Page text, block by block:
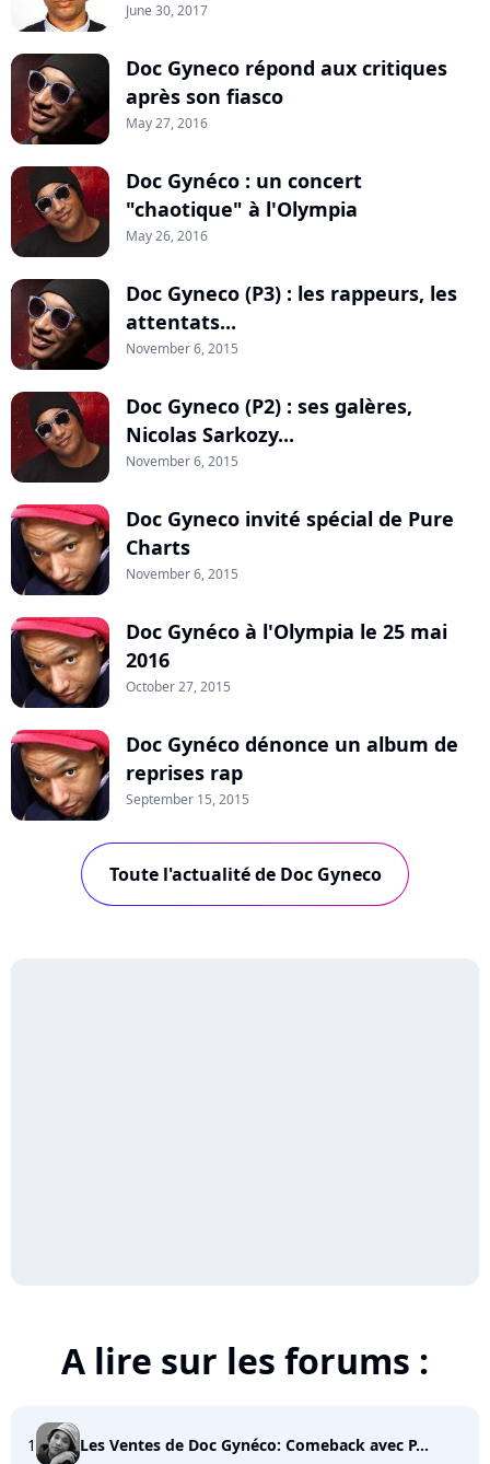
June 30, 2017
Doc Gyneco répond aux critiques
après son fiasco
May 27, 2016
Doc Gynéco : un concert
"chaotique" à l'Olympia
May 26, 2016
Doc Gyneco (P3) : les rappeurs, les
attentats...
November 6, 2015
Doc Gyneco (P2) : ses galères,
Nicolas Sarkozy...
November 6, 2015
Doc Gyneco invité spécial de Pure
Charts
November 6, 2015
Doc Gynéco à l'Olympia le 25 mai
2016
October 27, 2015
Doc Gynéco dénonce un album de
reprises rap
September 15, 2015
Toute l'actualité de Doc Gyneco
A lire sur les forums :
1 Les Ventes de Doc Gynéco: Comeback avec P...